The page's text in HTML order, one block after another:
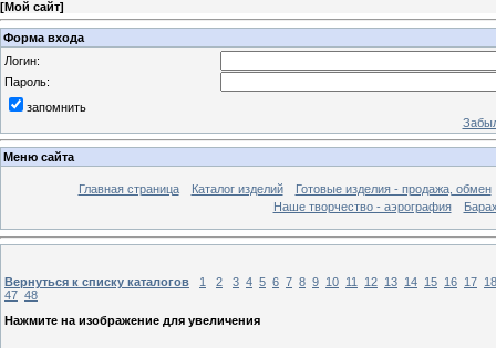
[Мой сайт]
Форма входа
Логин:
Пароль:
запомнить
Меню сайта
Главная страница Каталог изделий
Готовые изделия - продажа, обмен
Наше творчество - аэрография
Вернуться к списку каталогов 1 2 3 4 5 6 7 8 9 10 11 12 13 14 15 16 17 18
47 48
Нажмите на изображение для увеличения